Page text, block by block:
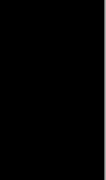
francés):